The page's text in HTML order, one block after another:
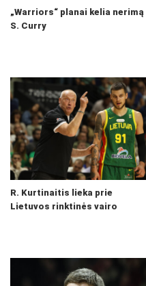
„Warriors“ planai kelia nerimą
S. Curry
R. Kurtinaitis lieka prie
Lietuvos rinktinės vairo